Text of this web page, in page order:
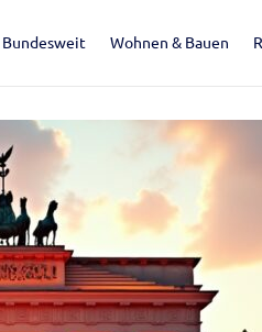
Bundesweit Wohnen & Bauen